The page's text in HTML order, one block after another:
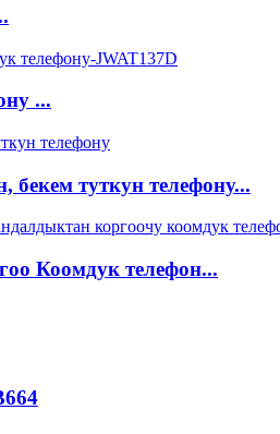
...
бекем туткун телефону...
Коомдук телефон...